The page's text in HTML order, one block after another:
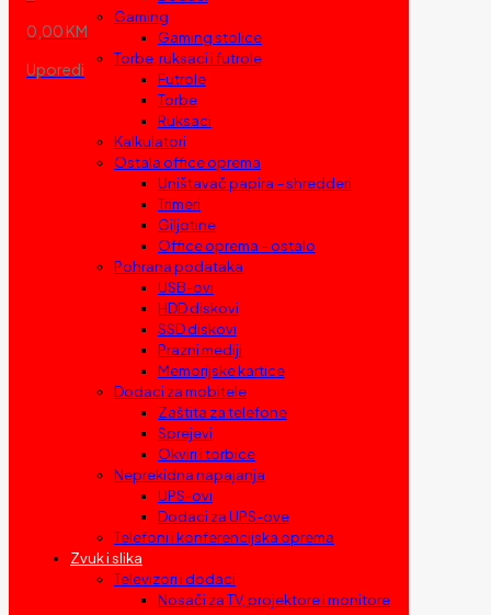
0,00 KM
Uporedi
Gaming
Gaming stolice
Torbe, ruksaci i futrole
Futrole
Torbe
Ruksaci
Kalkulatori
Ostala office oprema
Uništavač papira – shredderi
Trimeri
Giljotine
Office oprema – ostalo
Pohrana podataka
USB-ovi
HDD diskovi
SSD diskovi
Prazni mediji
Memorijske kartice
Dodaci za mobitele
Zaštita za telefone
Sprejevi
Okviri i torbice
Neprekidna napajanja
UPS-ovi
Dodaci za UPS-ove
Telefoni i konferencijska oprema
Zvuk i slika
Televizori i dodaci
Nosači za TV, projektore i monitore